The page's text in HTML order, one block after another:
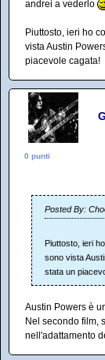
andrei a vederlo
Piuttosto, ieri ho
vista Austin
piacevole cagata!
0 punti
Posted By:
Piuttosto, ieri
sono vista
stata un
Austin Powers è
Nel secondo film,
nell'adattamento